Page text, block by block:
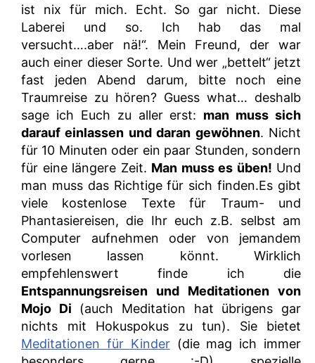
ist nix für mich. Echt. So gar nicht. Diese
Laberei und so. Ich hab das mal
versucht….aber nä!“. Mein Freund, der war
auch einer dieser Sorte. Und wer „bettelt“ jetzt
fast jeden Abend darum, bitte noch eine
Traumreise zu hören? Guess what… deshalb
sage ich Euch zu aller erst: man muss sich
darauf einlassen und daran gewöhnen. Nicht
für 10 Minuten oder ein paar Stunden, sondern
für eine längere Zeit. Man muss es üben! Und
man muss das Richtige für sich finden.Es gibt
viele kostenlose Texte für Traum- und
Phantasiereisen, die Ihr euch z.B. selbst am
Computer aufnehmen oder von jemandem
vorlesen lassen könnt. Wirklich
empfehlenswert finde ich die
Entspannungsreisen und Meditationen von
Mojo Di (auch Meditation hat übrigens gar
nichts mit Hokuspokus zu tun). Sie bietet
Meditationen für Kinder(die mag ich immer